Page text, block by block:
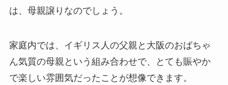
は、母親譲りなのでしょう。
家庭内では、イギリス人の父親と大阪のおばちゃ
ん気質の母親という組み合わせで、とても賑やか
で楽しい雰囲気だったことが想像できます。